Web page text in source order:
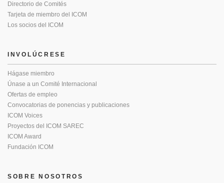
Directorio de Comités
Tarjeta de miembro del ICOM
Los socios del ICOM
INVOLÚCRESE
Hágase miembro
Únase a un Comité Internacional
Ofertas de empleo
Convocatorias de ponencias y publicaciones
ICOM Voices
Proyectos del ICOM SAREC
ICOM Award
Fundación ICOM
SOBRE NOSOTROS